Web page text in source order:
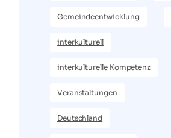
Gemeindeentwicklung
interkulturell
interkulturelle Kompetenz
Veranstaltungen
Deutschland